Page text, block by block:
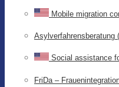
Mobile migration
Asylverfahrensberatung
Social assistance
FriDa –